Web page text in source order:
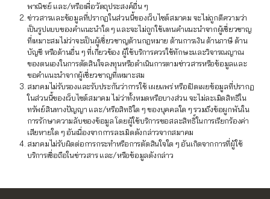
พาณิชย์ และ/หรือเพื่อวัตถุประสงค์อื่น ๆ
ข่าวสารและข้อมูลที่ปรากฏในส่วนนี้ของเว็บไซต์สมาคม จะไม่ถูกตีความว่า
เป็นรูปแบบของคำแนะนำใด ๆ และจะไม่ถูกใช้แทนคำแนะนำจากผู้เชี่ยวชาญ
ที่เหมาะสมไม่ว่าจะเป็นผู้เชี่ยวชาญด้านกฎหมาย ด้านการเงิน ด้านภาษี ด้าน
บัญชี หรือด้านอื่น ๆ ที่เกี่ยวข้อง ผู้ใช้บริการควรใช้ทักษะและวิจารณญาณ
ของตนเองในการตัดสินใจลงทุนหรือดำเนินการตามข่าวสารหรือข้อมูลและ
ขอคำแนะนำจากผู้เชี่ยวชาญที่เหมาะสม
สมาคมไม่รับรองและรับประกันว่าการใช้ เผยแพร่ หรือเปิดเผยข้อมูลที่ปรากฏ
ในส่วนนี้ของเว็บไซต์สมาคม ไม่ว่าทั้งหมดหรือบางส่วน จะไม่ละเมิดสิทธิใน
ทรัพย์สินทางปัญญา และ/หรือสิทธิใด ๆ ของบุคคลใด ๆ รวมถึงข้อผูกพันใน
การรักษาความลับของข้อมูล โดยผู้ใช้บริการขอสละสิทธิ์ในการเรียกร้องค่า
เสียหายใด ๆ อันเนื่องจากการละเมิดดังกล่าวจากสมาคม
สมาคมไม่รับผิดต่อการกระทำหรือการตัดสินใจใด ๆ อันเกิดจากการที่ผู้ใช้
บริการเชื่อถือในข่าวสาร และ/หรือข้อมูลดังกล่าว